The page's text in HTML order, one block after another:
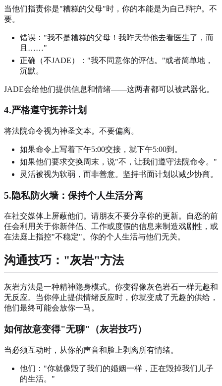
当他们指责你是"糟糕的父母"时，你的本能是为自己辩护。不
要。
错误："我不是糟糕的父母！我昨天带他去看医生了，而
且……"
正确（不JADE）："我不同意你的评估。"或者简单地，
沉默。
JADE会给他们提供信息和情绪——这两者都可以被武器化。
4.严格遵守抚养计划
将法院命令视为神圣文本。不要偏离。
如果命令上写着下午5:00交接，就下午5:00到。
如果他们要求交换周末，说"不，让我们遵守法院命令。"
灵活被视为软弱，而非善意。坚持书面计划以减少协商。
5.隐私防火墙：保持个人生活分离
在社交媒体上屏蔽他们。请朋友不要分享你的更新。自恋的前
任会利用关于你新伴侣、工作或度假的信息来制造戏剧性，或
在法庭上指控"不稳定"。你的个人生活与他们无关。
沟通技巧："灰岩"方法
灰岩方法是一种精神隐身模式。你变得像灰色岩石一样无趣和
无反应。当你停止提供情绪反应时，你就变成了无趣的供给，
他们最终可能会放你一马。
如何故意变得"无聊"（灰岩技巧）
当必须互动时，从你的声音和脸上剥离所有情绪。
他们："你就像毁了我们的婚姻一样，正在毁掉我们儿子
的生活。"